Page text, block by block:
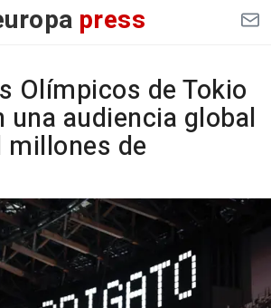
press
Olímpicos de Tokio
una audiencia global
de